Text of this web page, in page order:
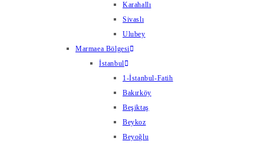
Karahallı
Sivaslı
Ulubey
Marmaea Bölgesi
İstanbul
1-İstanbul-Fatih
Bakırköy
Beşiktaş
Beykoz
Beyoğlu